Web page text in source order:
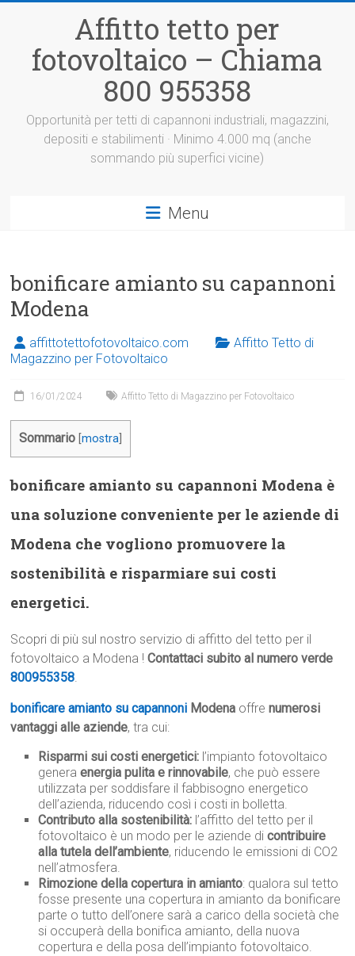
Affitto tetto per
fotovoltaico – Chiama
800 955358
Opportunità per tetti di capannoni industriali, magazzini,
depositi e stabilimenti · Minimo 4.000 mq (anche
sommando più superfici vicine)
Menu
bonificare amianto su capannoni
Modena
affittotettofotovoltaico.com
Affitto Tetto di
Magazzino per Fotovoltaico
16/01/2024 Affitto Tetto di Magazzino per Fotovoltaico
Sommario [mostra
bonificare amianto su capannoni Modena è
una soluzione conveniente per le aziende di
Modena che vogliono promuovere la
sostenibilità e risparmiare sui costi
energetici.
Scopri di più sul nostro servizio di affitto del tetto per il
fotovoltaico a Modena !Contattaci subito al numero verde
800955358.
bonificare amianto su capannoni Modena offrenumerosi
vantaggi alle aziende, tra cui:
Risparmi sui costi energetici: l’impianto fotovoltaico
generaenergia pulita e rinnovabile, che può essere
utilizzata per soddisfare il fabbisogno energetico
dell’azienda, riducendo così i costi in bolletta.
Contributo alla sostenibilità: l’affitto del tetto per il
fotovoltaico è un modo per le aziende dicontribuire
alla tutela dell’ambiente, riducendo le emissioni di CO2
nell’atmosfera.
Rimozione della copertura in amianto: qualora sul tetto
fosse presente una copertura in amianto da bonificare
parte o tutto dell’onere sarà a carico della società che
si occuperà della bonifica amianto, della nuova
copertura e della posa dell’impianto fotovoltaico.